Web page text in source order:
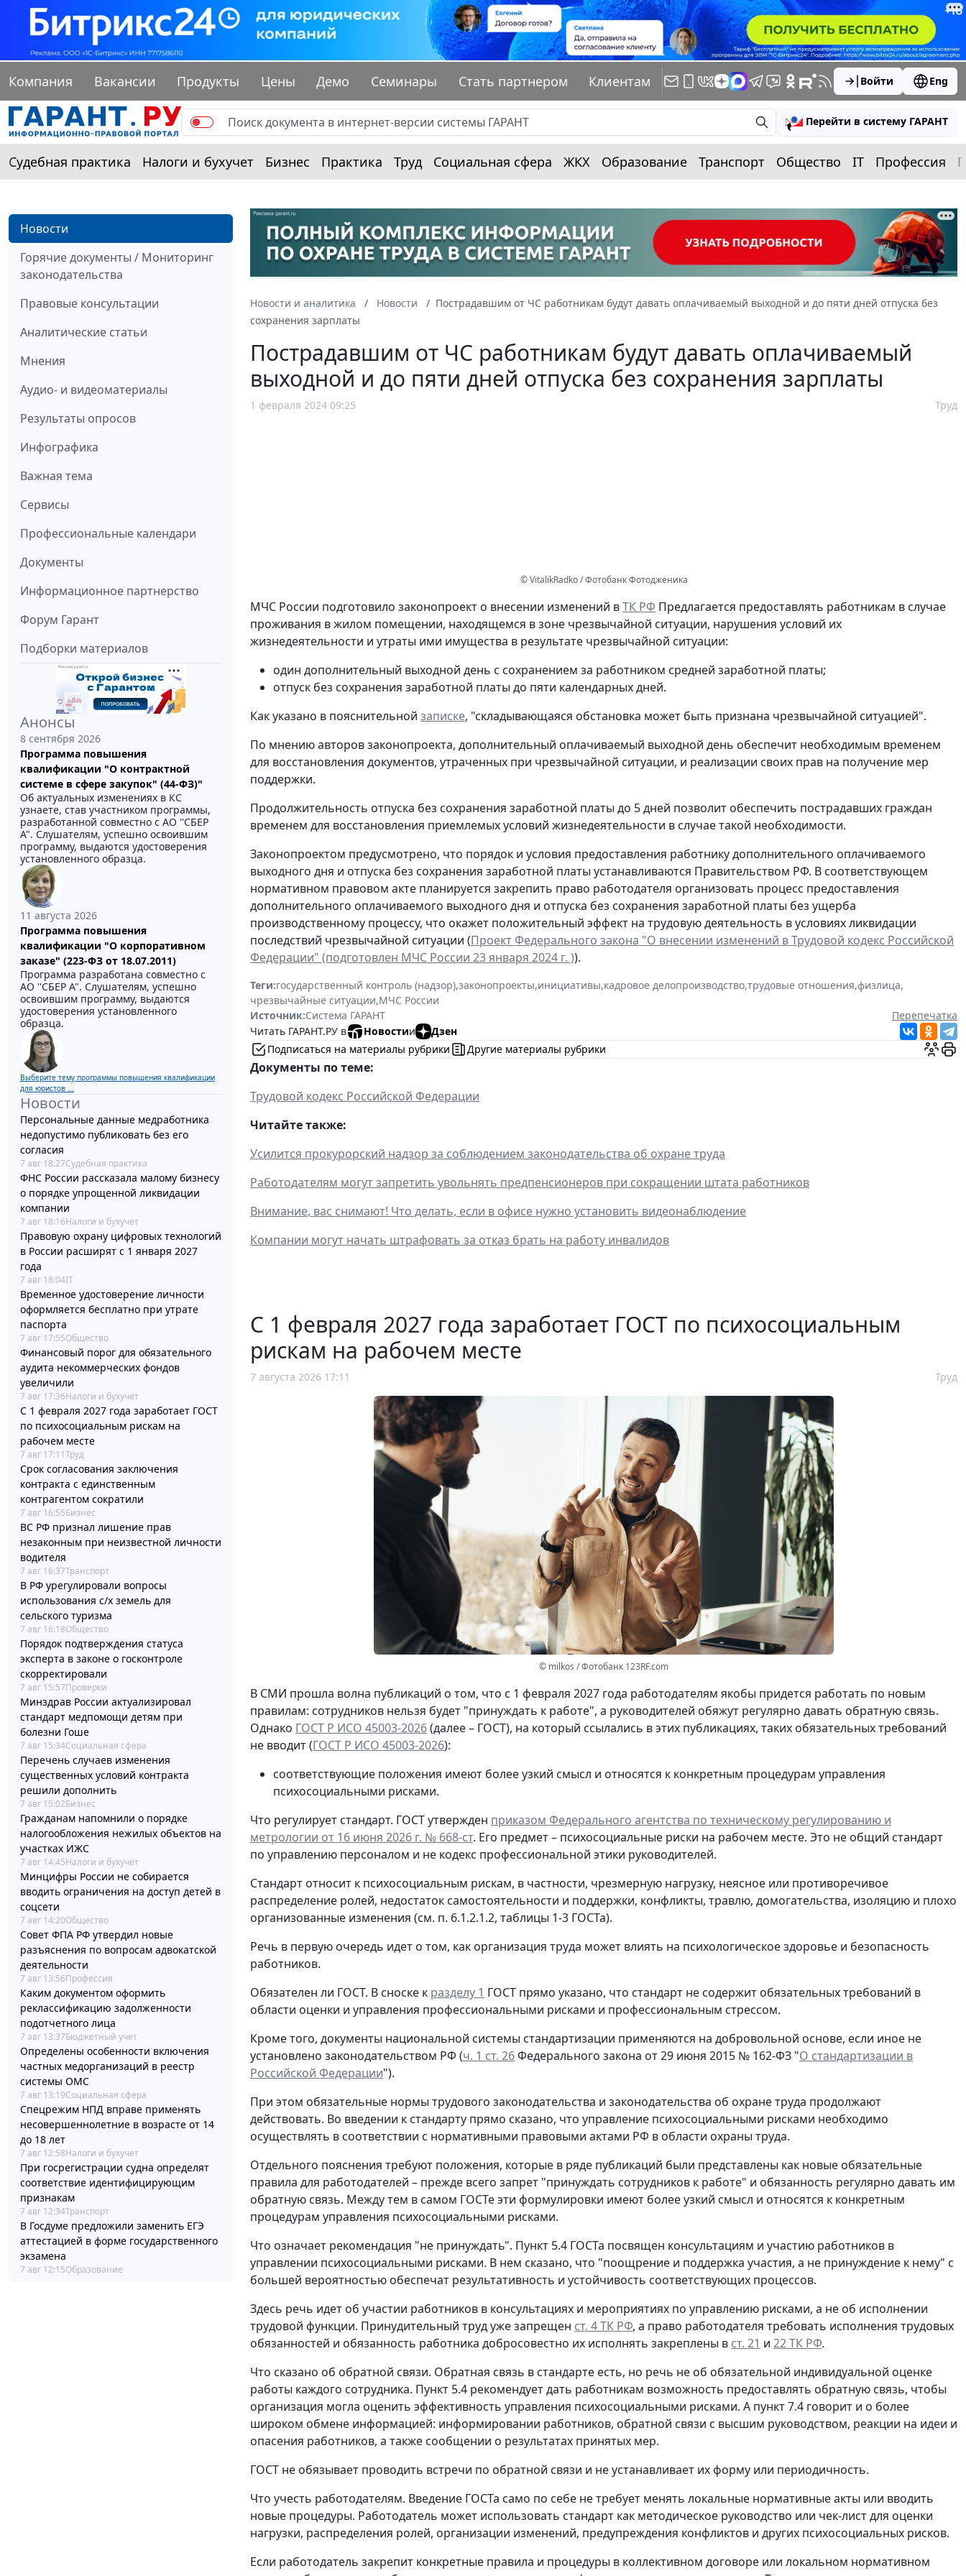
Компания Вакансии Продукты Цены Демо Семинары Стать партнером Клиентам Войти Eng
Перейти в систему ГАРАНТ
Судебная практика Налоги и бухучет Бизнес Практика Труд Социальная сфера ЖКХ Образование Транспорт Общество IT Профессия
Новости
Горячие документы / Мониторинг
законодательства
Правовые консультации
Аналитические статьи
Мнения
Аудио- и видеоматериалы
Результаты опросов
Инфографика
Важная тема
Сервисы
Профессиональные календари
Документы
Информационное партнерство
Форум Гарант
Подборки материалов
Анонсы
8 сентября 2026
Программа повышения
квалификации "О контрактной
системе в сфере закупок" (44-ФЗ)"
Об актуальных изменениях в КС
узнаете, став участником программы,
разработанной совместно с АО ''СБЕР
А". Слушателям, успешно освоившим
программу, выдаются удостоверения
установленного образца.
11 августа 2026
Программа повышения
квалификации "О корпоративном
заказе" (223-ФЗ от 18.07.2011)
Программа разработана совместно с
АО ''СБЕР А". Слушателям, успешно
освоившим программу, выдаются
удостоверения установленного
образца.
Выберите тему программы повышения квалификации
для юристов ...
Новости
Персональные данные медработника
недопустимо публиковать без его
согласия
7 авг 18:27Судебная практика
ФНС России рассказала малому бизнесу
о порядке упрощенной ликвидации
компании
7 авг 18:16Налоги и бухучет
Правовую охрану цифровых технологий
в России расширят с 1 января 2027
года
7 авг 18:04IT
Временное удостоверение личности
оформляется бесплатно при утрате
паспорта
7 авг 17:55Общество
Финансовый порог для обязательного
аудита некоммерческих фондов
увеличили
7 авг 17:36Налоги и бухучет
С 1 февраля 2027 года заработает ГОСТ
по психосоциальным рискам на
рабочем месте
7 авг 17:11Труд
Срок согласования заключения
контракта с единственным
контрагентом сократили
7 авг 16:55Бизнес
ВС РФ признал лишение прав
незаконным при неизвестной личности
водителя
7 авг 16:37Транспорт
В РФ урегулировали вопросы
использования с/х земель для
сельского туризма
7 авг 16:18Общество
Порядок подтверждения статуса
эксперта в законе о госконтроле
скорректировали
7 авг 15:57Проверки
Минздрав России актуализировал
стандарт медпомощи детям при
болезни Гоше
7 авг 15:34Социальная сфера
Перечень случаев изменения
существенных условий контракта
решили дополнить
7 авг 15:02Бизнес
Гражданам напомнили о порядке
налогообложения нежилых объектов на
участках ИЖС
7 авг 14:45Налоги и бухучет
Минцифры России не собирается
вводить ограничения на доступ детей в
соцсети
7 авг 14:20Общество
Совет ФПА РФ утвердил новые
разъяснения по вопросам адвокатской
деятельности
7 авг 13:56Профессия
Каким документом оформить
реклассификацию задолженности
подотчетного лица
7 авг 13:37Бюджетный учет
Определены особенности включения
частных медорганизаций в реестр
системы ОМС
7 авг 13:19Социальная сфера
Спецрежим НПД вправе применять
несовершеннолетние в возрасте от 14
до 18 лет
7 авг 12:58Налоги и бухучет
При госрегистрации судна определят
соответствие идентифицирующим
признакам
7 авг 12:34Транспорт
В Госдуме предложили заменить ЕГЭ
аттестацией в форме государственного
экзамена
7 авг 12:15Образование
Новости и аналитика Новости
Пострадавшим от ЧС работникам будут давать оплачиваемый выходной и до пяти дней отпуска без
сохранения зарплаты
Пострадавшим от ЧС работникам будут давать оплачиваемый
выходной и до пяти дней отпуска без сохранения зарплаты
1 февраля 2024 09:25 Труд
© VitalikRadko / Фотобанк Фотодженика
МЧС России подготовило законопроект о внесении изменений вТК РФ Предлагается предоставлять работникам в случае
проживания в жилом помещении, находящемся в зоне чрезвычайной ситуации, нарушения условий их
жизнедеятельности и утраты ими имущества в результате чрезвычайной ситуации:
один дополнительный выходной день с сохранением за работником средней заработной платы;
отпуск без сохранения заработной платы до пяти календарных дней.
Как указано в пояснительной записке, "складывающаяся обстановка может быть признана чрезвычайной ситуацией".
По мнению авторов законопроекта, дополнительный оплачиваемый выходной день обеспечит необходимым временем
для восстановления документов, утраченных при чрезвычайной ситуации, и реализации своих прав на получение мер
поддержки.
Продолжительность отпуска без сохранения заработной платы до 5 дней позволит обеспечить пострадавших граждан
временем для восстановления приемлемых условий жизнедеятельности в случае такой необходимости.
Законопроектом предусмотрено, что порядок и условия предоставления работнику дополнительного оплачиваемого
выходного дня и отпуска без сохранения заработной платы устанавливаются Правительством РФ. В соответствующем
нормативном правовом акте планируется закрепить право работодателя организовать процесс предоставления
дополнительного оплачиваемого выходного дня и отпуска без сохранения заработной платы без ущерба
производственному процессу, что окажет положительный эффект на трудовую деятельность в условиях ликвидации
последствий чрезвычайной ситуации (Проект Федерального закона "О внесении изменений в Трудовой кодекс Российской
Федерации" (подготовлен МЧС России 23 января 2024 г. )).
Теги:государственный контроль (надзор),законопроекты,инициативы,кадровое делопроизводство,трудовые отношения,физлица,
чрезвычайные ситуации,МЧС России
Источник:Система ГАРАНТ
Перепечатка
Читать ГАРАНТ.РУ в
Новостии
Дзен
Подписаться на материалы рубрики
Другие материалы рубрики
Документы по теме:
Трудовой кодекс Российской Федерации
Читайте также:
Усилится прокурорский надзор за соблюдением законодательства об охране труда
Работодателям могут запретить увольнять предпенсионеров при сокращении штата работников
Внимание, вас снимают! Что делать, если в офисе нужно установить видеонаблюдение
Компании могут начать штрафовать за отказ брать на работу инвалидов
С 1 февраля 2027 года заработает ГОСТ по психосоциальным
рискам на рабочем месте
7 августа 2026 17:11 Труд
© milkos / Фотобанк 123RF.com
В СМИ прошла волна публикаций о том, что с 1 февраля 2027 года работодателям якобы придется работать по новым
правилам: сотрудников нельзя будет "принуждать к работе", а руководителей обяжут регулярно давать обратную связь.
Однако ГОСТ Р ИСО 45003-2026(далее – ГОСТ), на который ссылались в этих публикациях, таких обязательных требований
не вводит (ГОСТ Р ИСО 45003-2026):
соответствующие положения имеют более узкий смысл и относятся к конкретным процедурам управления
психосоциальными рисками.
Что регулирует стандарт. ГОСТ утвержден приказом Федерального агентства по техническому регулированию и
метрологии от 16 июня 2026 г. № 668-ст. Его предмет – психосоциальные риски на рабочем месте. Это не общий стандарт
по управлению персоналом и не кодекс профессиональной этики руководителей.
Стандарт относит к психосоциальным рискам, в частности, чрезмерную нагрузку, неясное или противоречивое
распределение ролей, недостаток самостоятельности и поддержки, конфликты, травлю, домогательства, изоляцию и плохо
организованные изменения (см. п. 6.1.2.1.2, таблицы 1-3 ГОСТа).
Речь в первую очередь идет о том, как организация труда может влиять на психологическое здоровье и безопасность
работников.
Обязателен ли ГОСТ. В сноске к разделу 1 ГОСТ прямо указано, что стандарт не содержит обязательных требований в
области оценки и управления профессиональными рисками и профессиональным стрессом.
Кроме того, документы национальной системы стандартизации применяются на добровольной основе, если иное не
установлено законодательством РФ (ч. 1 ст. 26Федерального закона от 29 июня 2015 № 162-ФЗ "О стандартизации в
Российской Федерации").
При этом обязательные нормы трудового законодательства и законодательства об охране труда продолжают
действовать. Во введении к стандарту прямо сказано, что управление психосоциальными рисками необходимо
осуществлять в соответствии с нормативными правовыми актами РФ в области охраны труда.
Отдельного пояснения требуют положения, которые в ряде публикаций были представлены как новые обязательные
правила для работодателей – прежде всего запрет "принуждать сотрудников к работе" и обязанность регулярно давать им
обратную связь. Между тем в самом ГОСТе эти формулировки имеют более узкий смысл и относятся к конкретным
процедурам управления психосоциальными рисками.
Что означает рекомендация "не принуждать". Пункт 5.4 ГОСТа посвящен консультациям и участию работников в
управлении психосоциальными рисками. В нем сказано, что "поощрение и поддержка участия, а не принуждение к нему" с
большей вероятностью обеспечат результативность и устойчивость соответствующих процессов.
Здесь речь идет об участии работников в консультациях и мероприятиях по управлению рисками, а не об исполнении
трудовой функции. Принудительный труд уже запрещен ст. 4 ТК РФ, а право работодателя требовать исполнения трудовых
обязанностей и обязанность работника добросовестно их исполнять закреплены в ст. 21 и 22 ТК РФ.
Что сказано об обратной связи. Обратная связь в стандарте есть, но речь не об обязательной индивидуальной оценке
работы каждого сотрудника. Пункт 5.4 рекомендует дать работникам возможность предоставлять обратную связь, чтобы
организация могла оценить эффективность управления психосоциальными рисками. А пункт 7.4 говорит и о более
широком обмене информацией: информировании работников, обратной связи с высшим руководством, реакции на идеи и
опасения работников, а также сообщении о результатах принятых мер.
ГОСТ не обязывает проводить встречи по обратной связи и не устанавливает их форму или периодичность.
Что учесть работодателям. Введение ГОСТа само по себе не требует менять локальные нормативные акты или вводить
новые процедуры. Работодатель может использовать стандарт как методическое руководство или чек-лист для оценки
нагрузки, распределения ролей, организации изменений, предупреждения конфликтов и других психосоциальных рисков.
Если работодатель закрепит конкретные правила и процедуры в коллективном договоре или локальном нормативном